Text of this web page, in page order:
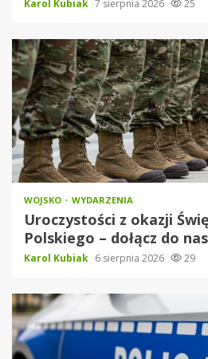
Karol Kubiak 7 sierpnia 2026 25
WOJSKO WYDARZENIA
Uroczystości z okazji
Polskiego – dołącz do
Karol Kubiak 6 sierpnia 2026 29